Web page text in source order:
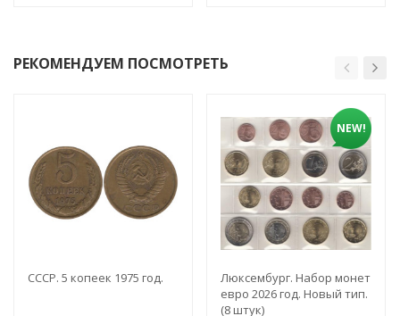
РЕКОМЕНДУЕМ ПОСМОТРЕТЬ
СССР. 5 копеек 1975 год.
NEW!
Люксембург. Набор монет
евро 2026 год. Новый тип.
(8 штук)